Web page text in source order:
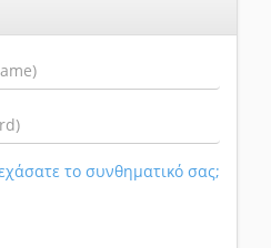
το συνθηματικό σας;